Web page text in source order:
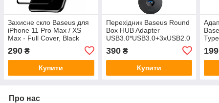
Захисне скло Baseus для
iPhone 11 Pro Max / XS
Max - Full Cover, Black
290 ₴
Купити
Перехідник Baseus Round
Box HUB Adapter
USB3.0*USB3.0+3xUSB2.0
(1м) Чорний (CAHUB-U01)
390₴
Купити
199
Про нас